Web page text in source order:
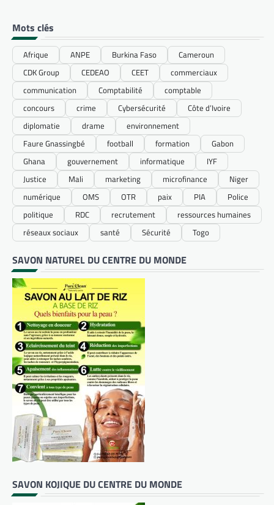
Mots clés
Afrique ANPE Burkina Faso
Cameroun
CDK Group
CEDEAO CEET
commerciaux
communication
Comptabilité
comptable
concours
crime Cybersécurité
Côte d’Ivoire
diplomatie
drame
environnement
Faure Gnassingbé
football formation
Gabon
Ghana
gouvernement informatique
IYF
Justice
Mali marketing microfinance
Niger
numérique
OMS OTR paix PIA
Police
politique
RDC recrutement
ressources humaines
réseaux sociaux
santé Sécurité Togo
SAVON NATUREL DU CENTRE DU MONDE
SAVON KOJIQUE DU CENTRE DU MONDE